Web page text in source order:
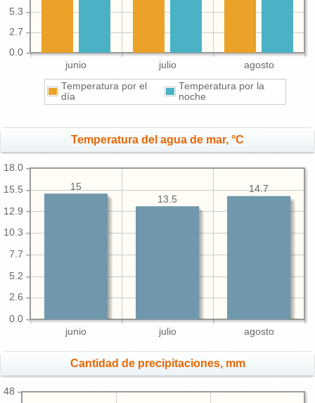
junio julio agosto
0.0
2.7
5.3
Temperatura por el
día
Temperatura por la
noche
Temperatura del agua de mar, °C
junio julio agosto
0.0
2.6
5.2
7.7
10.3
12.9
15.5
18.0
14.7
13.5
15
Cantidad de precipitaciones, mm
48